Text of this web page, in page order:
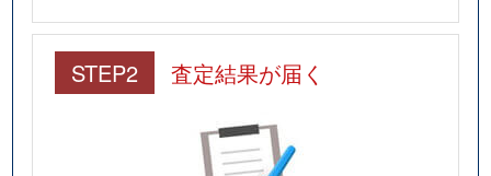
STEP2 査定結果が届く